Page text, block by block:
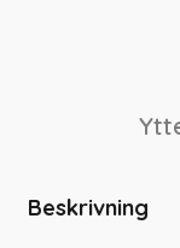
Beskrivning